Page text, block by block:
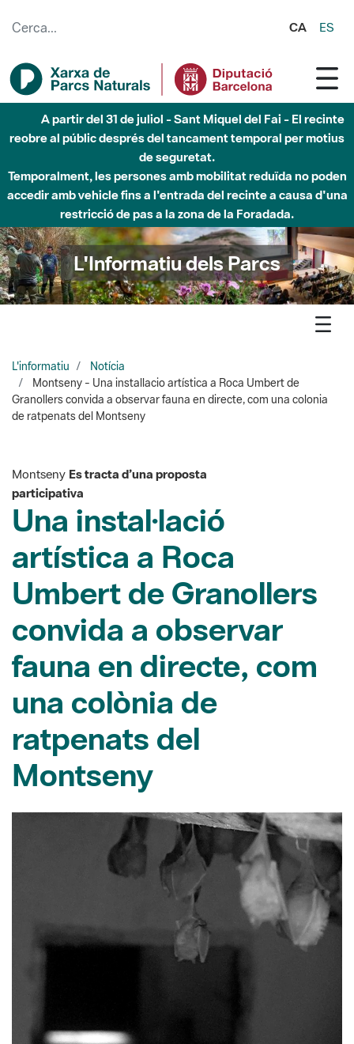
CA ES
Fins al desembre de 2026 - Parc Fluvial Besòs -
Afectacions a la llera del Parc Fluvial del Besòs degut a
obres de construcció d'una passera sobre el riu
L'Informatiu dels Parcs
L'informatiu
Notícia
de ratpenats del Montseny
MontsenyEs tracta d’una proposta
Una instal·lació
artística a Roca
Umbert de Granollers
convida a observar
fauna en directe, com
una colònia de
ratpenats del
Montseny
01/07/2026